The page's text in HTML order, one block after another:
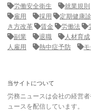
労働安全衛生
就業規則
雇用
採用 定期健康
き方改革
賃金 労働法
副業
退職 人材育成
人雇用
熱中症予防
当サイトについて
労務ニュースは会社の経営
ュースを配信しています。